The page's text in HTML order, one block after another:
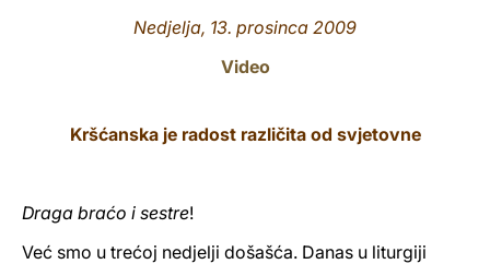
中文
Nedjelja, 13. prosinca 2009
Video
Kršćanska je radost različita od svjetovne
Draga braćo i sestre!
Već smo u trećoj nedjelji došašća. Danas u liturgiji